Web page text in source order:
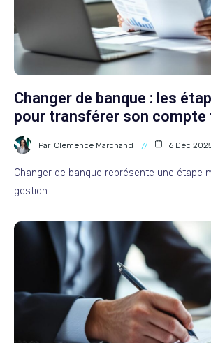
Changer de banque : les
pour transférer son
Par Clemence Marchand 6 Déc
Changer de banque représente une étape
gestion…